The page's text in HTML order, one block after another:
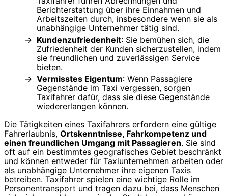
Berichterstattung über ihre Einnahmen und
Arbeitszeiten durch, insbesondere wenn sie als
unabhängige Unternehmer tätig sind.
Kundenzufriedenheit: Sie bemühen sich, die
Zufriedenheit der Kunden sicherzustellen, indem
sie freundlichen und zuverlässigen Service
bieten.
Vermisstes Eigentum: Wenn Passagiere
Gegenstände im Taxi vergessen, sorgen
Taxifahrer dafür, dass sie diese Gegenstände
wiedererlangen können.
Die Tätigkeiten eines Taxifahrers erfordern eine gültige
Fahrerlaubnis, Ortskenntnisse, Fahrkompetenz und
einen freundlichen Umgang mit Passagieren. Sie sind
oft auf ein bestimmtes geografisches Gebiet beschränkt
und können entweder für Taxiunternehmen arbeiten oder
als unabhängige Unternehmer ihre eigenen Taxis
betreiben. Taxifahrer spielen eine wichtige Rolle im
Personentransport und tragen dazu bei, dass Menschen